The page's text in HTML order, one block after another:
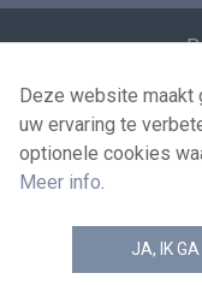
©
Deze website maakt
uw ervaring te
optionele cookies
Meer info.
JA, IK